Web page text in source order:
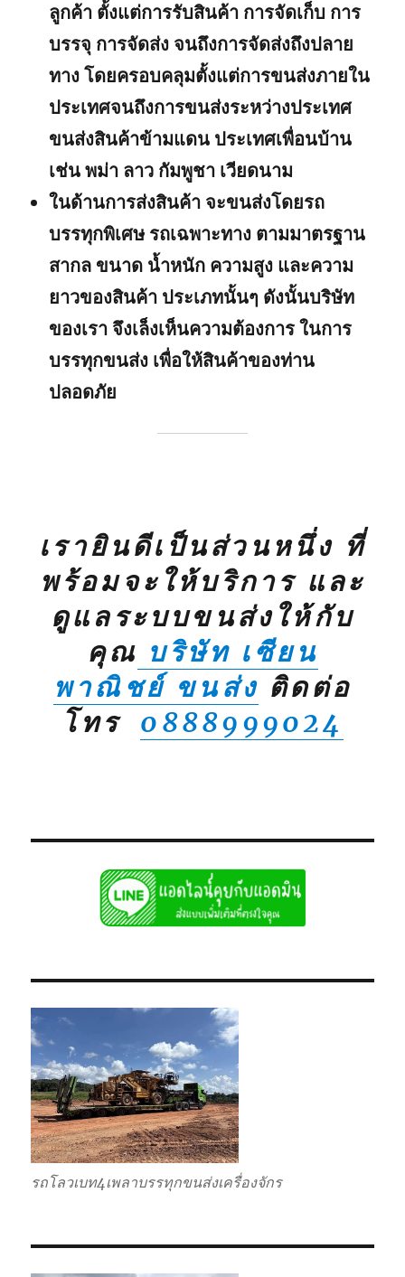
ลูกค้า ตั้งแต่การรับสินค้า การจัดเก็บ การ
บรรจุ การจัดส่ง จนถึงการจัดส่งถึงปลาย
ทาง โดยครอบคลุมตั้งแต่การขนส่งภายใน
ประเทศจนถึงการขนส่งระหว่างประเทศ
ขนส่งสินค้าข้ามแดน ประเทศเพื่อนบ้าน
เช่น พม่า ลาว กัมพูชา เวียดนาม
ในด้านการส่งสินค้า จะขนส่งโดยรถ
บรรทุกพิเศษ รถเฉพาะทาง ตามมาตรฐาน
สากล ขนาด น้ำหนัก ความสูง และความ
ยาวของสินค้า ประเภทนั้นๆ ดังนั้นบริษัท
ของเรา จึงเล็งเห็นความต้องการ ในการ
บรรทุกขนส่ง เพื่อให้สินค้าของท่าน
ปลอดภัย
เรายินดีเป็นส่วนหนึ่ง ที่
พร้อมจะให้บริการ และ
ดูแลระบบขนส่งให้กับ
คุณ บริษัท เซียน
พาณิชย์ ขนส่ง ติดต่อ
โทร 0888999024
รถโลวเบท4เพลาบรรทุกขนส่งเครื่องจักร